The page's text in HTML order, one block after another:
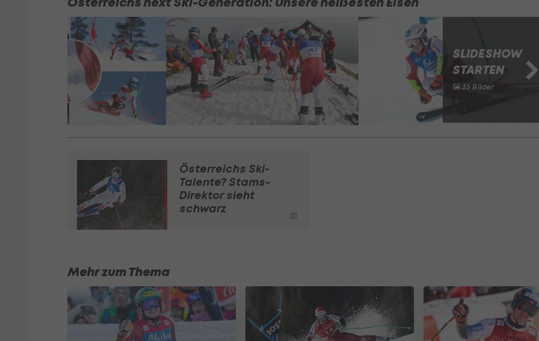
SLIDESHOW
STARTEN
35 Bilder
Österreichs Ski-
Talente? Stams-
Direktor sieht
schwarz
Mehr zum Thema